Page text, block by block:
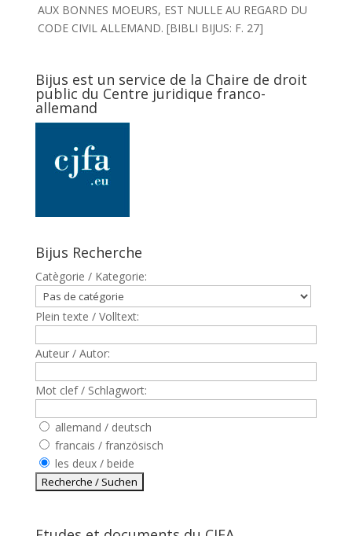
AUX BONNES MOEURS, EST NULLE AU REGARD DU
CODE CIVIL ALLEMAND. [BIBLI BIJUS: F. 27]
Bijus est un service de la Chaire de droit
public du Centre juridique franco-
allemand
Bijus Recherche
Catègorie / Kategorie:
Plein texte / Volltext:
Auteur / Autor:
Mot clef / Schlagwort:
allemand / deutsch
francais / französisch
les deux / beide